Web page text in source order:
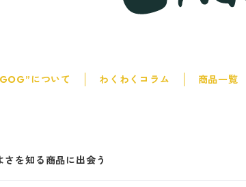
について わくわくコラム 商品一覧
を知る商品に出会う